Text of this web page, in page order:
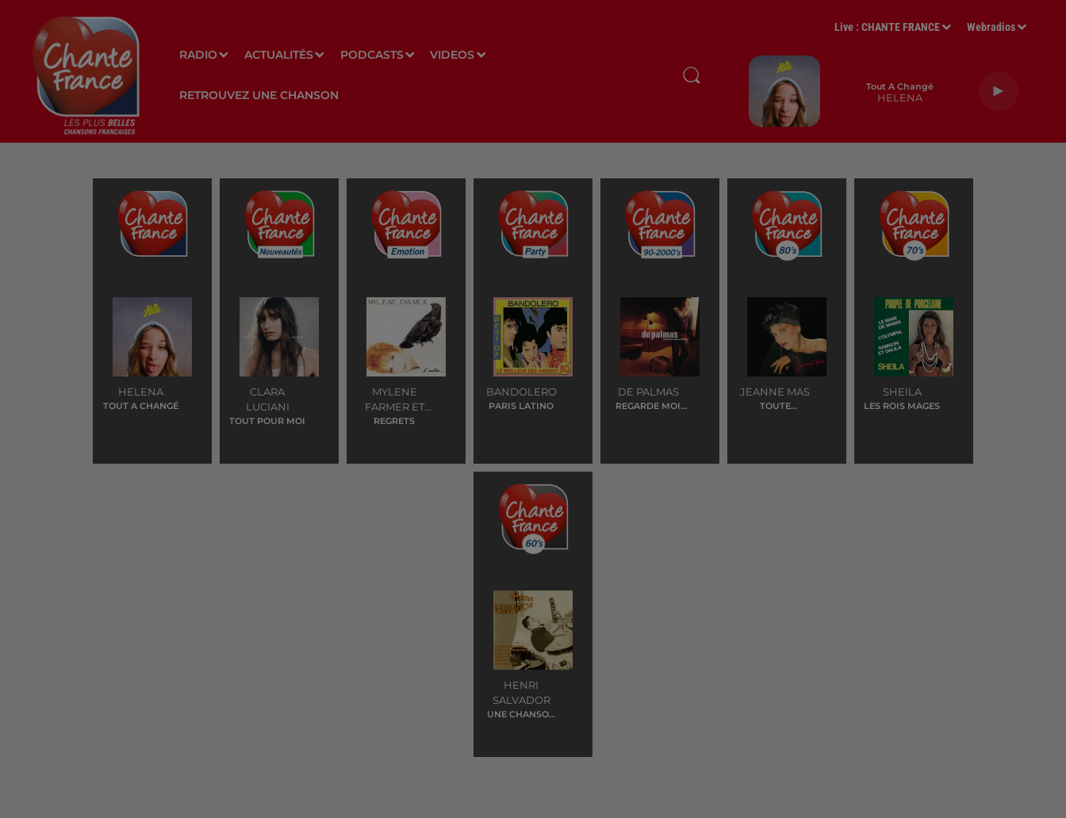
RADIO ACTUALITÉS PODCASTS VIDEOS
RETROUVEZ UNE CHANSON
Live :CHANTE FRANCE Webradios
Tout A Changé
HELENA
HELENA
TOUT A CHANGÉ
CLARA
LUCIANI
TOUT POUR MOI
MYLENE
FARMER ET
JEAN LOUIS
REGRETS
BANDOLERO
PARIS LATINO
DE PALMAS
REGARDE MOI
JEANNE MAS
TOUTE
SHEILA
LES ROIS MAGES
HENRI
SALVADOR
UNE CHANSON